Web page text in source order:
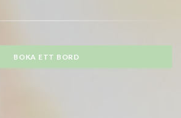
BOKA ETT BORD